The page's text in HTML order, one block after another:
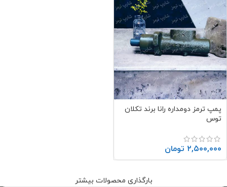
پمپ ترمز دومداره رانا برند تکلان
توس
۲,۵۰۰,۰۰۰ تومان
بارگذاری محصولات بیشتر